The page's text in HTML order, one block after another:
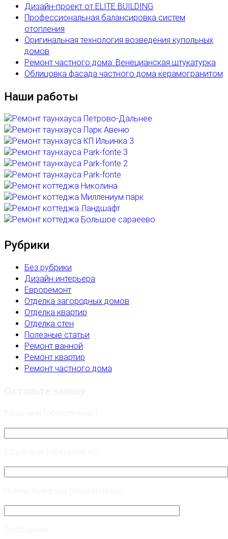
Дизайн-проект от ELITE BUILDING
Профессиональная балансировка систем
отопления
Оригинальная технология возведения купольных
домов
Ремонт частного дома: Венецианская штукатурка
Облицовка фасада частного дома керамогранитом
Наши работы
Рубрики
Без рубрики
Дизайн интерьера
Евроремонт
Отделка загородных домов
Отделка квартир
Отделка стен
Полезные статьи
Ремонт ванной
Ремонт квартир
Ремонт частного дома